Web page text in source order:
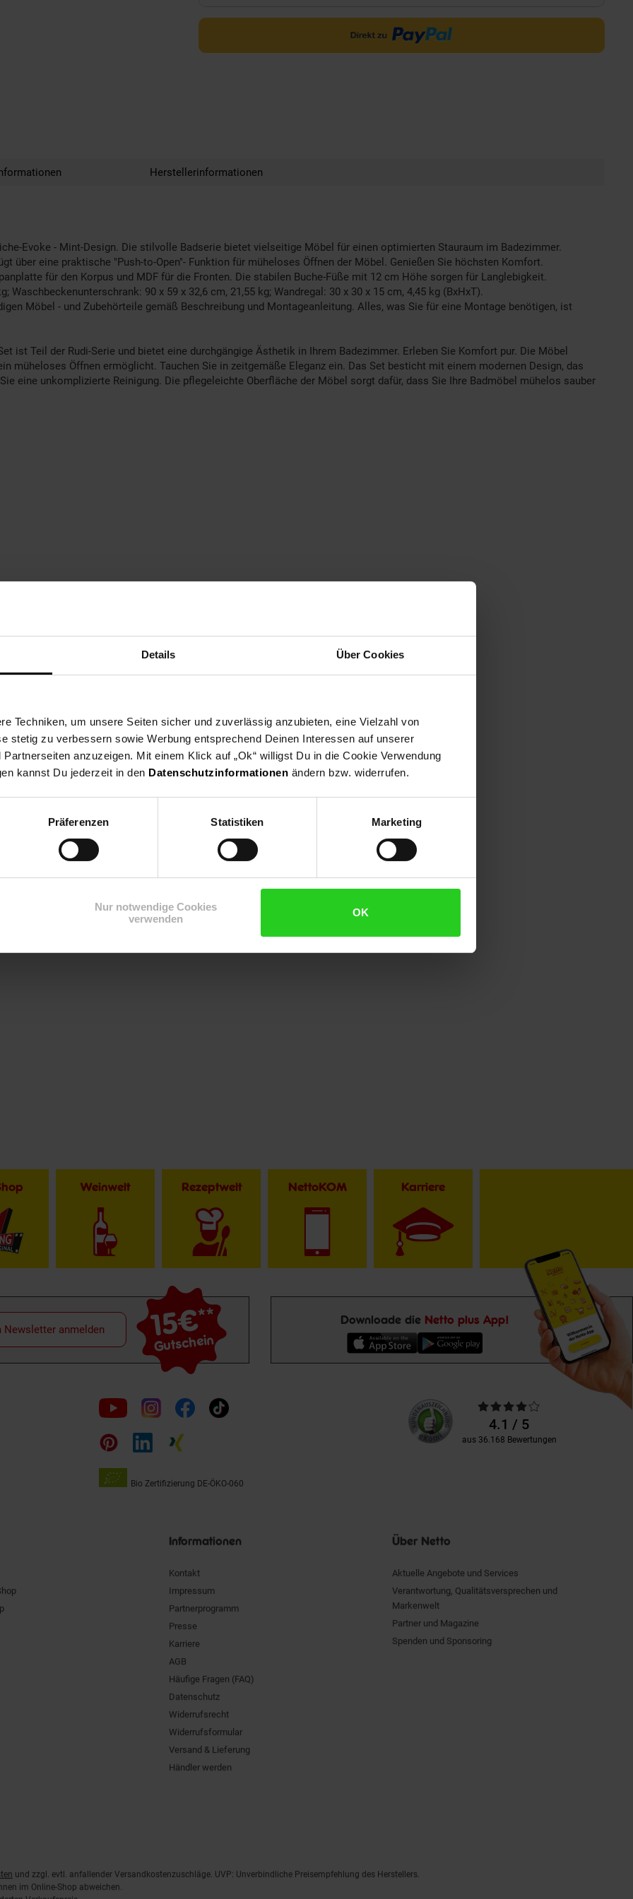
Details Über Cookies
Techniken, um unsere Seiten sicher und zuverlässig anzubieten, eine Vielzahl von
stetig zu verbessern sowie Werbung entsprechend Deinen Interessen auf unserer
anzuzeigen. Mit einem Klick auf „Ok“ willigst Du in die Cookie Verwendung
kannst Du jederzeit in den Datenschutzinformationen ändern bzw. widerrufen.
Präferenzen Statistiken Marketing
Nur notwendige Cookies
verwenden
OK
Herstellerinformationen
Evoke - Mint-Design. Die stilvolle Badserie bietet vielseitige Möbel für einen optimierten Stauraum im Badezimmer.
über eine praktische "Push-to-Open"- Funktion für müheloses Öffnen der Möbel. Genießen Sie höchsten Komfort.
für den Korpus und MDF für die Fronten. Die stabilen Buche-Füße mit 12 cm Höhe sorgen für Langlebigkeit.
Waschbeckenunterschrank: 90 x 59 x 32,6 cm, 21,55 kg; Wandregal: 30 x 30 x 15 cm, 4,45 kg (BxHxT).
Möbel - und Zubehörteile gemäß Beschreibung und Montageanleitung. Alles, was Sie für eine Montage benötigen, ist
ist Teil der Rudi-Serie und bietet eine durchgängige Ästhetik in Ihrem Badezimmer. Erleben Sie Komfort pur. Die Möbel
müheloses Öffnen ermöglicht. Tauchen Sie in zeitgemäße Eleganz ein. Das Set besticht mit einem modernen Design, das
eine unkomplizierte Reinigung. Die pflegeleichte Oberfläche der Möbel sorgt dafür, dass Sie Ihre Badmöbel mühelos sauber
Weinwelt Rezeptwelt NettoKOM Karriere
15€**
Gutschein
Newsletter anmelden
Downloade die Netto plus App!
Folge
uns
auf
Bio Zertifizierung DE-ÖKO-060
Unsere
Kundenbewertungen
Durchschnittliche
Bewertungen4.1 / 5
aus 36.168 Bewertungen
Informationen
Kontakt
Impressum
Partnerprogramm
Presse
Karriere
AGB
Häufige Fragen (FAQ)
Datenschutz
Widerrufsrecht
Widerrufsformular
Versand & Lieferung
Händler werden
Über Netto
Aktuelle Angebote und Services
Verantwortung, Qualitätsversprechen und
Markenwelt
Partner und Magazine
Spenden und Sponsoring
und zzgl. evtl. anfallender Versandkostenzuschläge. UVP: Unverbindliche Preisempfehlung des Herstellers.
im Online-Shop abweichen.
Verkaufspreis.